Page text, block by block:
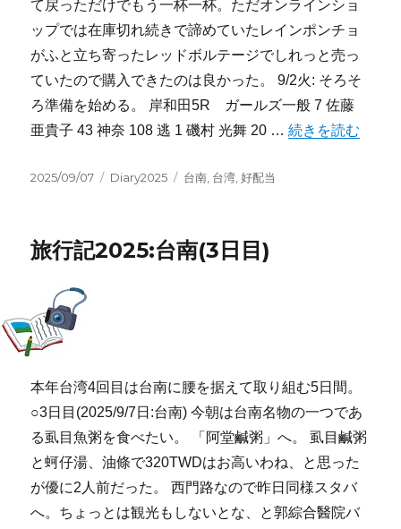
て戻っただけでもう一杯一杯。ただオンラインショ
ップでは在庫切れ続きで諦めていたレインポンチョ
がふと立ち寄ったレッドボルテージでしれっと売っ
ていたので購入できたのは良かった。 9/2火: そろそ
ろ準備を始める。 岸和田5R ガールズ一般 7 佐藤
亜貴子 43 神奈 108 逃 1 磯村 光舞 20 …“2025/9/1-9/7:週
続きを読む
投
2025/09/07
カ
ー
Diary2025
タ
台南 台湾 ,好配当
旅行記2025:台南(3日目)
本年台湾4回目は台南に腰を据えて取り組む5日間。
○3日目(2025/9/7日:台南) 今朝は台南名物の一つであ
る虱目魚粥を食べたい。 「阿堂鹹粥」へ。 虱目鹹粥
と蚵仔湯、油條で320TWDはお高いわね、と思った
が優に2人前だった。 西門路なので昨日同様スタバ
へ。ちょっとは観光もしないとな、と郭綜合醫院バ